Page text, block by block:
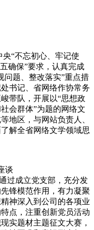
“不忘初心、牢记使
确保”要求，认真完成
问题、整改落实”重点措
书记、省网络作协常务
带队，开展以“思想政
会群体”为题的网络文
地区，与网站负责人、
解全省网络文学领域思
谈
成立党支部，充分发
锋模范作用，有力凝聚
神深入到公司的各项业
点，注重创新党员活动
实题材主题征文大赛，